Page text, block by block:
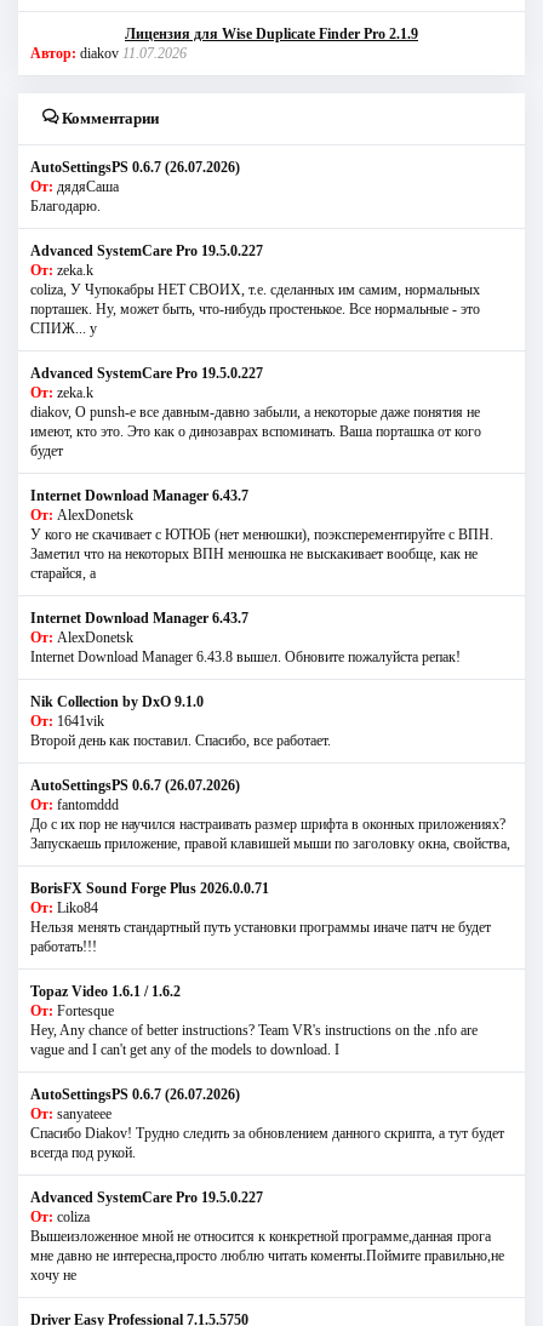
Лицензия для Wise Duplicate Finder Pro 2.1.9
Автор: diakov 11.07.2026
Комментарии
AutoSettingsPS 0.6.7 (26.07.2026)
От: дядяСаша
Благодарю.
Advanced SystemCare Pro 19.5.0.227
От: zeka.k
coliza, У Чупокабры НЕТ СВОИХ, т.е. сделанных им самим, нормальных
порташек. Ну, может быть, что-нибудь простенькое. Все нормальные - это
СПИЖ... у
Advanced SystemCare Pro 19.5.0.227
От: zeka.k
diakov, О punsh-е все давным-давно забыли, а некоторые даже понятия не
имеют, кто это. Это как о динозаврах вспоминать. Ваша порташка от кого
будет
Internet Download Manager 6.43.7
От: AlexDonetsk
У кого не скачивает с ЮТЮБ (нет менюшки), поэксперементируйте с ВПН.
Заметил что на некоторых ВПН менюшка не выскакивает вообще, как не
старайся, а
Internet Download Manager 6.43.7
От: AlexDonetsk
Internet Download Manager 6.43.8 вышел. Обновите пожалуйста репак!
Nik Collection by DxO 9.1.0
От: 1641vik
Второй день как поставил. Спасибо, все работает.
AutoSettingsPS 0.6.7 (26.07.2026)
От: fantomddd
До с их пор не научился настраивать размер шрифта в оконных приложениях?
Запускаешь приложение, правой клавишей мыши по заголовку окна, свойства,
BorisFX Sound Forge Plus 2026.0.0.71
От: Liko84
Нельзя менять стандартный путь установки программы иначе патч не будет
работать!!!
Topaz Video 1.6.1 / 1.6.2
От: Fortesque
Hey, Any chance of better instructions? Team VR's instructions on the .nfo are
vague and I can't get any of the models to download. I
AutoSettingsPS 0.6.7 (26.07.2026)
От: sanyateee
Спасибо Diakov! Трудно следить за обновлением данного скрипта, а тут будет
всегда под рукой.
Advanced SystemCare Pro 19.5.0.227
От: coliza
Вышеизложенное мной не относится к конкретной программе,данная прога
мне давно не интересна,просто люблю читать коменты.Поймите правильно,не
хочу не
Driver Easy Professional 7.1.5.5750